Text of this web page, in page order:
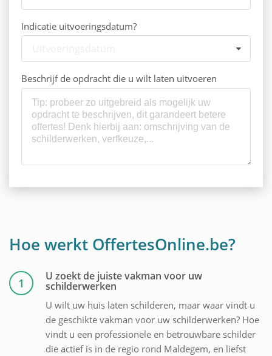
Indicatie uitvoeringsdatum?
Beschrijf de opdracht die u wilt laten uitvoeren
Hoe werkt OffertesOnline.be?
1 U zoekt de juiste vakman voor uw
schilderwerken
U wilt uw huis laten schilderen, maar waar vindt u
de geschikte vakman voor uw schilderwerken? Hoe
vindt u een professionele en betrouwbare schilder
die actief is in de regio rond Maldegem, en liefst